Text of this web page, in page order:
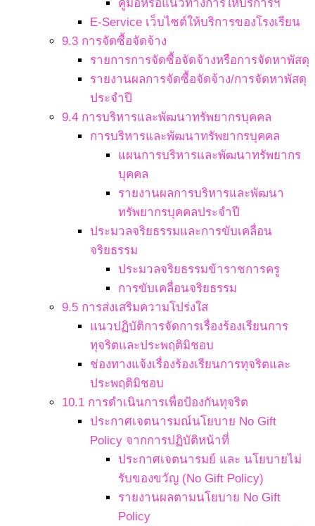
คู่มือหรือแนวทางการให้บริการฯ
E-Service เว็บไซต์ให้บริการของโรงเรียน
9.3 การจัดซื้อจัดจ้าง
รายการการจัดซื้อจัดจ้างหรือการจัดหาพัสดุ
รายงานผลการจัดซื้อจัดจ้าง/การจัดหาพัสดุ
ประจำปี
9.4 การบริหารและพัฒนาทรัพยากรบุคคล
การบริหารและพัฒนาทรัพยากรบุคคล
แผนการบริหารและพัฒนาทรัพยากร
บุคคล
รายงานผลการบริหารและพัฒนา
ทรัพยากรบุคคลประจำปี
ประมวลจริยธรรมและการขับเคลื่อน
จริยธรรม
ประมวลจริยธรรมข้าราชการครู
การขับเคลื่อนจริยธรรม
9.5 การส่งเสริมความโปร่งใส
แนวปฏิบัติการจัดการเรื่องร้องเรียนการ
ทุจริตและประพฤติมิชอบ
ช่องทางแจ้งเรื่องร้องเรียนการทุจริตและ
ประพฤติมิชอบ
10.1 การดำเนินการเพื่อป้องกันทุจริต
ประกาศเจตนารมณ์นโยบาย No Gift
Policy จากการปฏิบัติหน้าที่
ประกาศเจตนารมย์ และ นโยบายไม่
รับของขวัญ (No Gift Policy)
รายงานผลตามนโยบาย No Gift
Policy